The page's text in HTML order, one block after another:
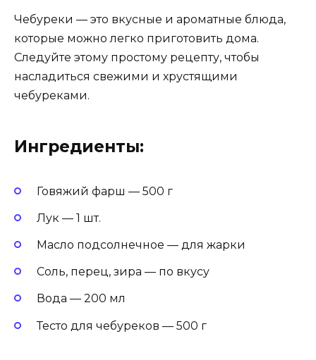
Чебуреки — это вкусные и ароматные блюда,
которые можно легко приготовить дома.
Следуйте этому простому рецепту, чтобы
насладиться свежими и хрустящими
чебуреками.
Ингредиенты:
Говяжий фарш — 500 г
Лук — 1 шт.
Масло подсолнечное — для жарки
Соль, перец, зира — по вкусу
Вода — 200 мл
Тесто для чебуреков — 500 г